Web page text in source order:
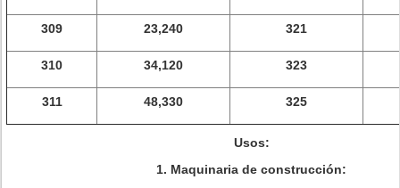
309 23,240 321
310 34,120 323
311 48,330 325
Usos:
1. Maquinaria de construcción: